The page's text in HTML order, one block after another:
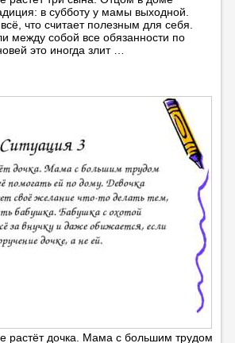
в субботу у мамы выходной.
что считает полезным для себя.
между собой все обязанности по
это иногда злит …
растёт дочка. Мама с большим трудом